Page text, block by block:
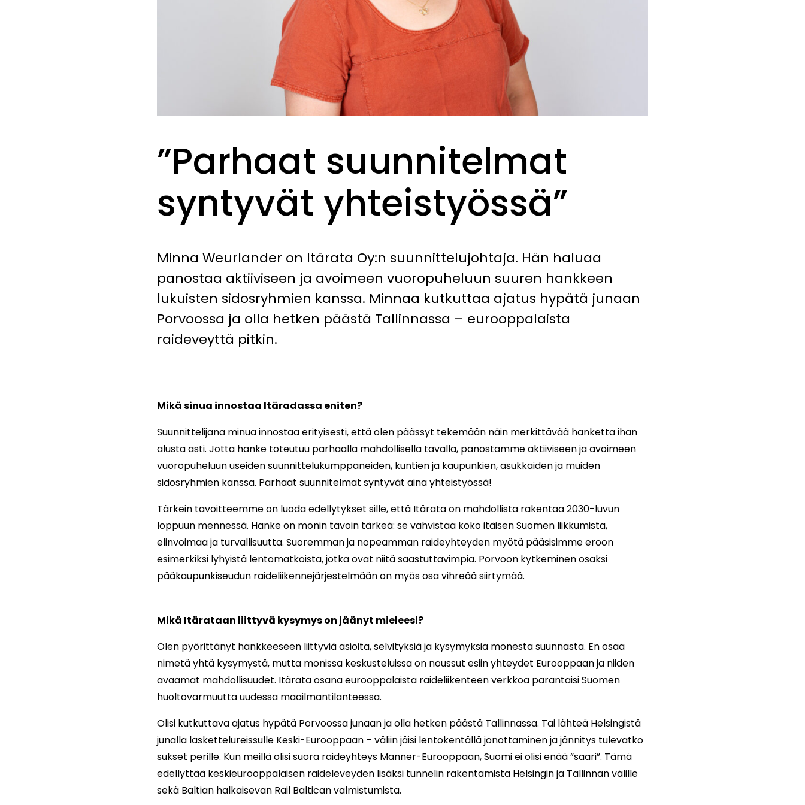
”Parhaat suunnitelmat
syntyvät yhteistyössä”
Minna Weurlander on Itärata Oy:n suunnittelujohtaja. Hän haluaa
panostaa aktiiviseen ja avoimeen vuoropuheluun suuren hankkeen
lukuisten sidosryhmien kanssa. Minnaa kutkuttaa ajatus hypätä junaan
Porvoossa ja olla hetken päästä Tallinnassa – eurooppalaista
raideveyttä pitkin.
Mikä sinua innostaa Itäradassa eniten?
Suunnittelijana minua innostaa erityisesti, että olen päässyt tekemään näin merkittävää hanketta ihan
alusta asti. Jotta hanke toteutuu parhaalla mahdollisella tavalla, panostamme aktiiviseen ja avoimeen
vuoropuheluun useiden suunnittelukumppaneiden, kuntien ja kaupunkien, asukkaiden ja muiden
sidosryhmien kanssa. Parhaat suunnitelmat syntyvät aina yhteistyössä!
Tärkein tavoitteemme on luoda edellytykset sille, että Itärata on mahdollista rakentaa 2030-luvun
loppuun mennessä. Hanke on monin tavoin tärkeä: se vahvistaa koko itäisen Suomen liikkumista,
elinvoimaa ja turvallisuutta. Suoremman ja nopeamman raideyhteyden myötä pääsisimme eroon
esimerkiksi lyhyistä lentomatkoista, jotka ovat niitä saastuttavimpia. Porvoon kytkeminen osaksi
pääkaupunkiseudun raideliikennejärjestelmään on myös osa vihreää siirtymää.
Mikä Itärataan liittyvä kysymys on jäänyt mieleesi?
Olen pyörittänyt hankkeeseen liittyviä asioita, selvityksiä ja kysymyksiä monesta suunnasta. En osaa
nimetä yhtä kysymystä, mutta monissa keskusteluissa on noussut esiin yhteydet Eurooppaan ja niiden
avaamat mahdollisuudet. Itärata osana eurooppalaista raideliikenteen verkkoa parantaisi Suomen
huoltovarmuutta uudessa maailmantilanteessa.
Olisi kutkuttava ajatus hypätä Porvoossa junaan ja olla hetken päästä Tallinnassa. Tai lähteä Helsingistä
junalla laskettelureissulle Keski-Eurooppaan – väliin jäisi lentokentällä jonottaminen ja jännitys tulevatko
sukset perille. Kun meillä olisi suora raideyhteys Manner-Eurooppaan, Suomi ei olisi enää ”saari”. Tämä
edellyttää keskieurooppalaisen raideleveyden lisäksi tunnelin rakentamista Helsingin ja Tallinnan välille
sekä Baltian halkaisevan Rail Baltican valmistumista.